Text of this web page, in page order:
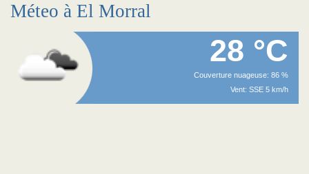
Méteo à El Morral
28 °C
Couverture nuageuse: 86 %
Vent: SSE 5 km/h